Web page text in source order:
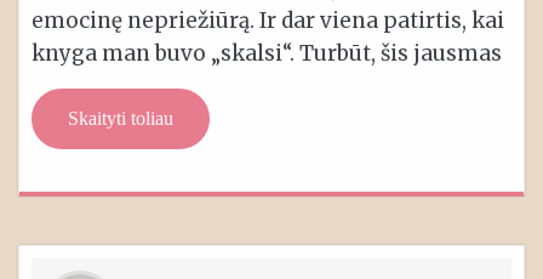
emocinę nepriežiūrą. Ir dar viena patirtis, kai
knyga man buvo „skalsi“. Turbūt, šis jausmas
Skaityti toliau